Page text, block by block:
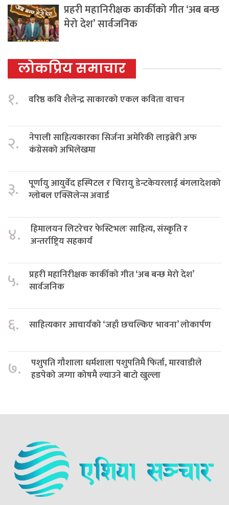
प्रहरी महानिरीक्षक कार्कीको गीत ‘अब बन्छ
मेरो देश’ सार्वजनिक
लोकप्रिय समाचार
१. वरिष्ठ कवि शैलेन्द्र साकारको एकल कविता वाचन
२.
नेपाली साहित्यकारका सिर्जना अमेरिकी लाइब्रेरी अफ
कंग्रेसको अभिलेखमा
३.
पूर्णायु आयुर्वेद हस्पिटल र चिरायु डेन्टकेयरलाई बंगलादेशको
ग्लोबल एक्सिलेन्स अवार्ड
४.
हिमालयन लिटरेचर फेस्टिभलः साहित्य, संस्कृति र
अन्तर्राष्ट्रिय सहकार्य
५.
प्रहरी महानिरीक्षक कार्कीको गीत ‘अब बन्छ मेरो देश’
सार्वजनिक
६. साहित्यकार आचार्यको ‘जहाँ छचल्किए भावना’ लोकार्पण
७.
पशुपति गौशाला धर्मशाला पशुपतिमै फिर्ता, मारवाडीले
हडपेको जग्गा कोषमै ल्याउने बाटो खुल्ला